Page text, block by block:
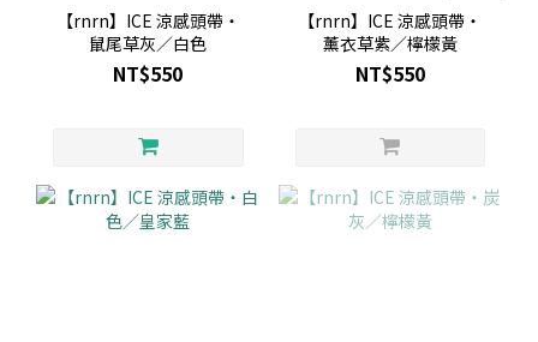
【rnrn】ICE 涼感頭帶・
鼠尾草灰／白色
NT$550
【rnrn】ICE 涼感頭帶・
薰衣草紫／檸檬黃
NT$550